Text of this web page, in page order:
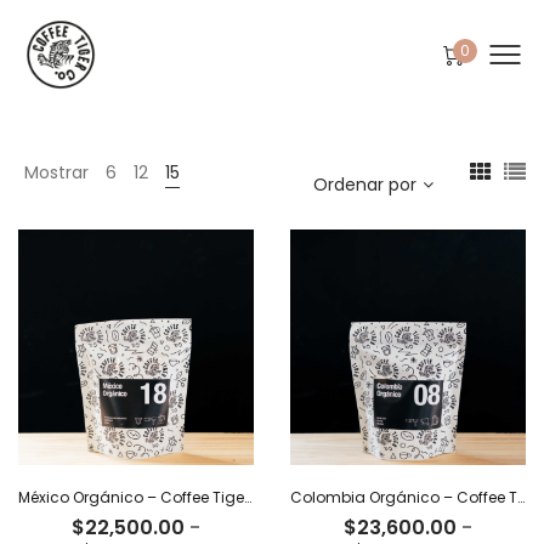
0
Mostrar 6 12 15 Ordenar por
México Orgánico – Coffee Tiger Co
$22,500.00 -
Colombia Orgánico – Coffee Tiger Co
$23,600.00 -